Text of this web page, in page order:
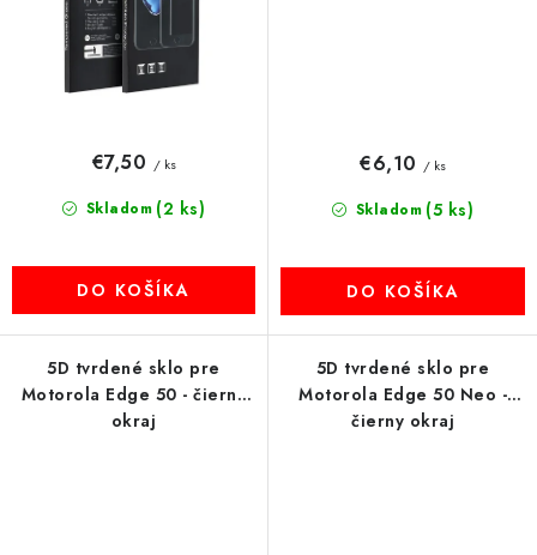
Skladom (2 ks)
€7,50 / ks
DO KOŠÍKA
Skladom (5 ks)
€6,10 / ks
DO KOŠÍKA
5D tvrdené sklo pre
Motorola Edge 50 - čierny
okraj
5D tvrdené sklo pre
Motorola Edge 50 Neo -
čierny okraj